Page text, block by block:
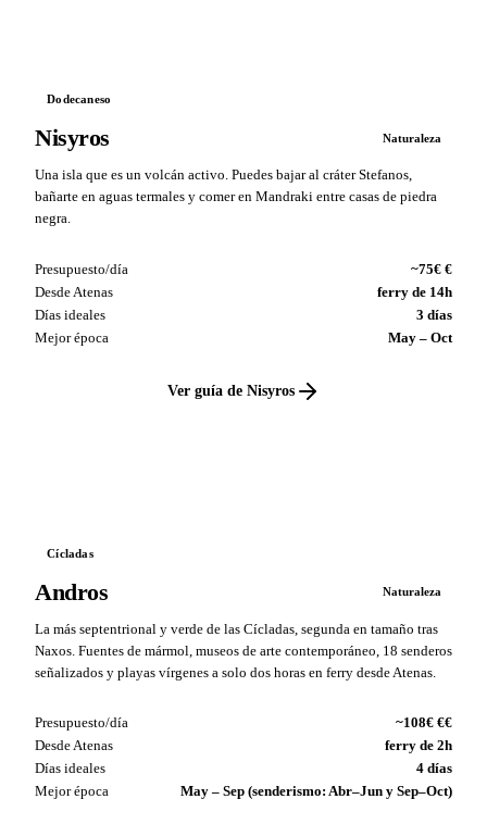
Dodecaneso
Nisyros Naturaleza
Una isla que es un volcán activo. Puedes bajar al cráter Stefanos,
bañarte en aguas termales y comer en Mandraki entre casas de piedra
negra.
Presupuesto/día
~75€ €
Desde Atenas
ferry de 14h
Días ideales
3 días
Mejor época
May – Oct
Ver guía de Nisyros
Cícladas
Andros Naturaleza
La más septentrional y verde de las Cícladas, segunda en tamaño tras
Naxos. Fuentes de mármol, museos de arte contemporáneo, 18 senderos
señalizados y playas vírgenes a solo dos horas en ferry desde Atenas.
Presupuesto/día
~108€ €€
Desde Atenas
ferry de 2h
Días ideales
4 días
Mejor época
May – Sep (senderismo: Abr–Jun y Sep–Oct)